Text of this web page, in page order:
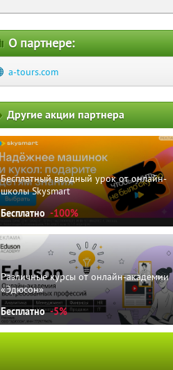
О партнере:
a-tours.com
Другие акции партнера
Бесплатный вводный урок от онлайн-
школы Skysmart
Бесплатно -100%
Различные курсы от онлайн-академии
«Эдюсон»
Бесплатно -5%